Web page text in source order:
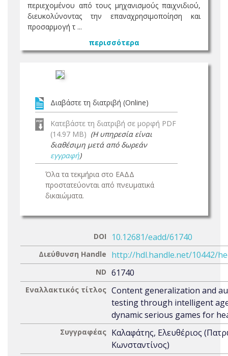
περιεχομένου από τους μηχανισμούς παιχνιδιού,
διευκολύνοντας την επαναχρησιμοποίηση και
προσαρμογή τ ...
περισσότερα
Διαβάστε τη διατριβή (Online)
Κατεβάστε τη διατριβή σε μορφή PDF
(14.97 MB) (Η υπηρεσία είναι
διαθέσιμη μετά από δωρεάν
εγγραφή)
Όλα τα τεκμήρια στο ΕΑΔΔ
προστατεύονται από πνευματικά
δικαιώματα.
DOI 10.12681/eadd/61740
Διεύθυνση Handle http://hdl.handle.net/10442/
ND 61740
Εναλλακτικός τίτλος Content generalization and
testing through intelligent
dynamic serious games for
Συγγραφέας Καλαφάτης, Ελευθέριος
Κωνσταντίνος)